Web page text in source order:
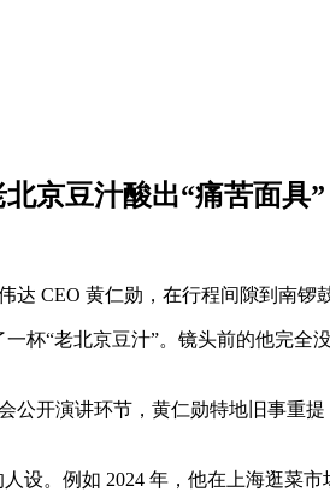
京豆汁酸出“痛苦面
达 CEO 黄仁勋，在行程间隙到南锣
杯“老北京豆汁”。镜头前的他完
公开演讲环节，黄仁勋特地旧事重
设。例如 2024 年，他在上海逛菜